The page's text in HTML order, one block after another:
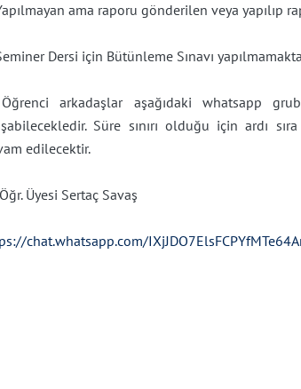
ama raporu gönderilen veya yapılıp
Dersi için Bütünleme Sınavı
Öğrenci arkadaşlar aşağıdaki whatsapp
Süre sınırı olduğu için ardı
edilecektir.
Üyesi Sertaç Savaş
chat.whatsapp.com/